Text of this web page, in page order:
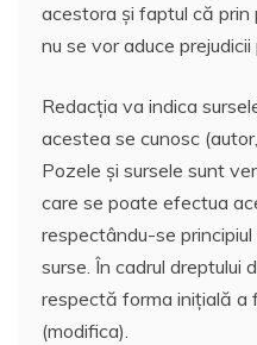
acestora și faptul că
nu se vor aduce
Redacția va indica
acestea se cunosc
Pozele și sursele sunt
care se poate efectua
respectându-se
surse. În cadrul dreptului
respectă forma inițială a
(modifica).